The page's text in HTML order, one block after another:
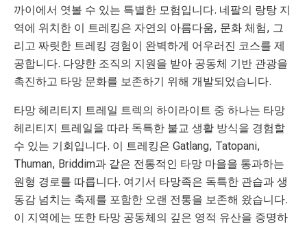
까이에서 엿볼 수 있는 특별한 모험입니다. 네팔의 랑탕 지
역에 위치한 이 트레킹은 자연의 아름다움, 문화 체험, 그
리고 짜릿한 트레킹 경험이 완벽하게 어우러진 코스를 제
공합니다. 다양한 조직의 지원을 받아 공동체 기반 관광을
촉진하고 타망 문화를 보존하기 위해 개발되었습니다.
타망 헤리티지 트레일 트렉의 하이라이트 중 하나는 타망
헤리티지 트레일을 따라 독특한 불교 생활 방식을 경험할
수 있는 기회입니다. 이 트레킹은 Gatlang, Tatopani,
Thuman, Briddim과 같은 전통적인 타망 마을을 통과하는
원형 경로를 따릅니다. 여기서 타망족은 독특한 관습과 생
동감 넘치는 축제를 포함한 오랜 전통을 보존해 왔습니다.
이 지역에는 또한 타망 공동체의 깊은 영적 유산을 증명하